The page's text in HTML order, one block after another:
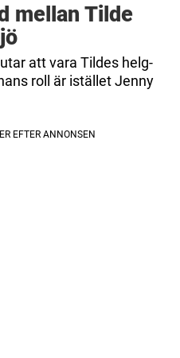
mellan Tilde
att vara Tildes helg-
roll är istället Jenny